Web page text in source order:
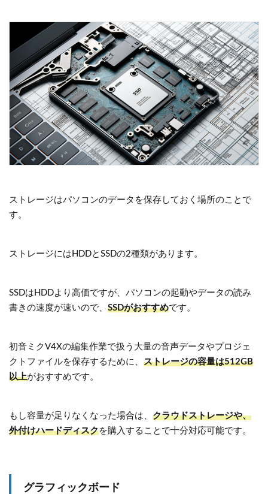
ストレージはパソコンのデータを保存しておく場所のことで
す。
ストレージにはHDDとSSDの2種類があります。
SSDはHDDより高価ですが、パソコンの起動やデータの読み
書きの速度が速いので、 SSDがおすすめです。
初音ミクV4Xの編集作業で扱う大量の音声データやプロジェ
クトファイルを保存するために、 ストレージの容量は512GB
以上がおすすめです。
もし容量が足りなくなった場合は、 クラウドストレージや、
外付けハードディスクを購入することで十分対応可能です。
グラフィックボード